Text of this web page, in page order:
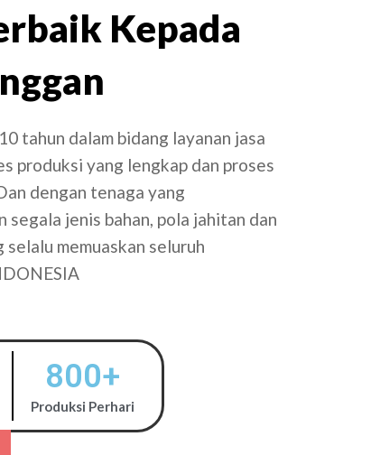
Kepada
tahun dalam bidang layanan jasa
produksi yang lengkap dan proses
dengan tenaga yang
segala jenis bahan, pola jahitan dan
memuaskan seluruh
800+
Produksi Perhari